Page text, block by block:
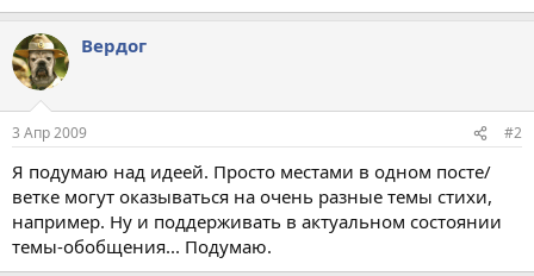
Вердог
3 Апр 2009 #2
Я подумаю над идеей. Просто местами в одном посте/
ветке могут оказываться на очень разные темы стихи,
например. Ну и поддерживать в актуальном состоянии
темы-обобщения... Подумаю.